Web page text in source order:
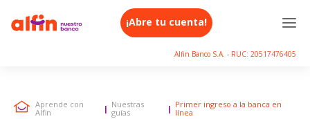
¡Abre tu cuenta!
Alfin Banco S.A. - RUC: 20517476405
Aprende con
Alfin
| Nuestras
guías
| Primer ingreso a la banca en
línea